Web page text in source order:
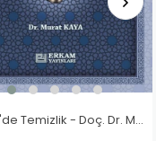
Buhari'de Temizlik - Doç. Dr. Murat Kaya